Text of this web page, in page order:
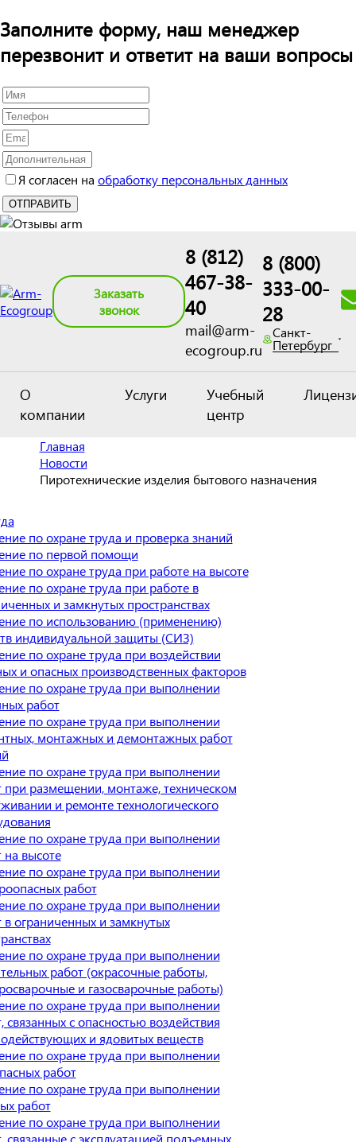
Заполните форму, наш менеджер
перезвонит и ответит на ваши вопросы
Я согласен на обработку персональных данных
Заказать
звонок
8 (812)
467-38-
40
mail@arm-
ecogroup.ru
8 (800)
333-00-
28
Санкт-
Петербург
О
компании
Услуги
Учебный
центр
Главная
Новости
Пиротехнические изделия бытового назначения
по охране труда и проверка знаний
по первой помощи
по охране труда при работе на высоте
по охране труда при работе в
и замкнутых пространствах
по использованию (применению)
индивидуальной защиты (СИЗ)
по охране труда при воздействии
и опасных производственных факторов
по охране труда при выполнении
работ
по охране труда при выполнении
монтажных и демонтажных работ
по охране труда при выполнении
при размещении, монтаже, техническом
и ремонте технологического
по охране труда при выполнении
на высоте
по охране труда при выполнении
работ
по охране труда при выполнении
в ограниченных и замкнутых
по охране труда при выполнении
работ (окрасочные работы,
и газосварочные работы)
по охране труда при выполнении
связанных с опасностью воздействия
и ядовитых веществ
по охране труда при выполнении
работ
по охране труда при выполнении
работ
по охране труда при выполнении
связанные с эксплуатацией подъемных